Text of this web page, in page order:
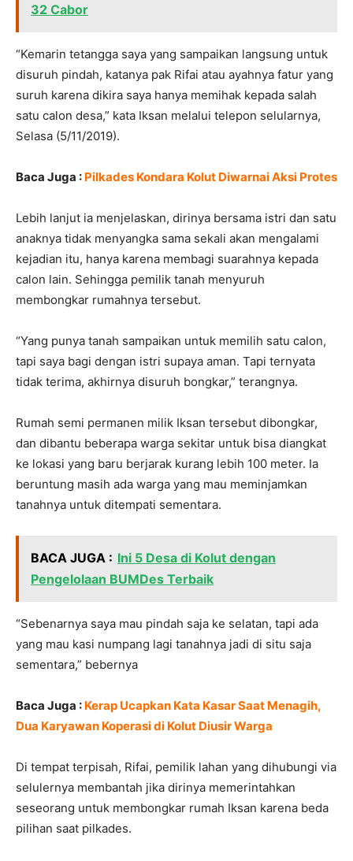
32 Cabor
“Kemarin tetangga saya yang sampaikan langsung untuk
disuruh pindah, katanya pak Rifai atau ayahnya fatur yang
suruh karena dikira saya hanya memihak kepada salah
satu calon desa,” kata Iksan melalui telepon selularnya,
Selasa (5/11/2019).
Baca Juga : Pilkades Kondara Kolut Diwarnai Aksi Protes
Lebih lanjut ia menjelaskan, dirinya bersama istri dan satu
anaknya tidak menyangka sama sekali akan mengalami
kejadian itu, hanya karena membagi suarahnya kepada
calon lain. Sehingga pemilik tanah menyuruh
membongkar rumahnya tersebut.
“Yang punya tanah sampaikan untuk memilih satu calon,
tapi saya bagi dengan istri supaya aman. Tapi ternyata
tidak terima, akhirnya disuruh bongkar,” terangnya.
Rumah semi permanen milik Iksan tersebut dibongkar,
dan dibantu beberapa warga sekitar untuk bisa diangkat
ke lokasi yang baru berjarak kurang lebih 100 meter. Ia
beruntung masih ada warga yang mau meminjamkan
tanahnya untuk ditempati sementara.
BACA JUGA : Ini 5 Desa di Kolut dengan
Pengelolaan BUMDes Terbaik
“Sebenarnya saya mau pindah saja ke selatan, tapi ada
yang mau kasi numpang lagi tanahnya jadi di situ saja
sementara,” bebernya
Baca Juga : Kerap Ucapkan Kata Kasar Saat Menagih,
Dua Karyawan Koperasi di Kolut Diusir Warga
Di tempat terpisah, Rifai, pemilik lahan yang dihubungi via
selulernya membantah jika dirinya memerintahkan
seseorang untuk membongkar rumah Iksan karena beda
pilihan saat pilkades.